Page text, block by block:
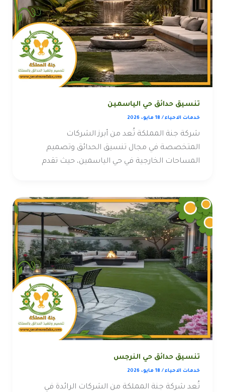
تنسيق حدائق حي الياسمين
خدمات الاحياء/ 18 مايو، 2026
شركة جنة المملكة تُعد من أبرز الشركات
المتخصصة في مجال تنسيق الحدائق وتصميم
المساحات الخارجية في حي الياسمين، حيث تقدم
تنسيق حدائق حي النرجس
خدمات الاحياء/ 18 مايو، 2026
تُعد شركة جنة المملكة من الشركات الرائدة في